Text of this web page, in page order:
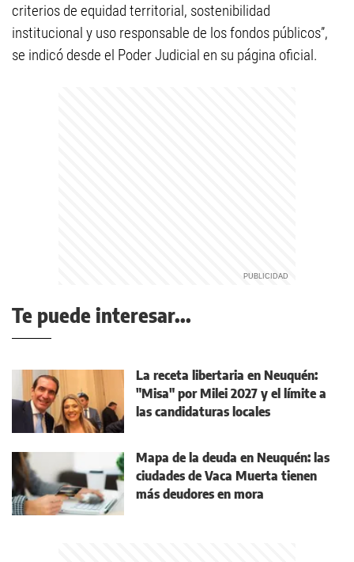
criterios de equidad territorial, sostenibilidad
institucional y uso responsable de los fondos públicos”,
se indicó desde el Poder Judicial en su página oficial.
Te puede interesar...
La receta libertaria en Neuquén:
"Misa" por Milei 2027 y el límite a
las candidaturas locales
Mapa de la deuda en Neuquén: las
ciudades de Vaca Muerta tienen
más deudores en mora